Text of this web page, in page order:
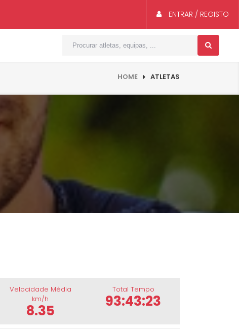
ENTRAR / REGISTO
HOME ATLETAS
Velocidade Média
km/h
8.35
Total Tempo
93:43:23